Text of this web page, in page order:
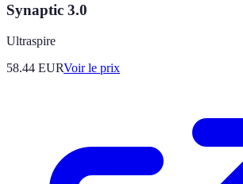
Synaptic 3.0
Ultraspire
58.44 EURVoir le prix